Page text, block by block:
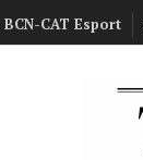
BCN-CAT Esport